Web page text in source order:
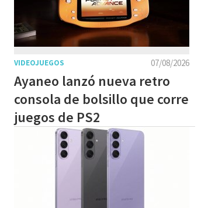
07/08/2026
VIDEOJUEGOS
Ayaneo lanzó nueva retro
consola de bolsillo que corre
juegos de PS2